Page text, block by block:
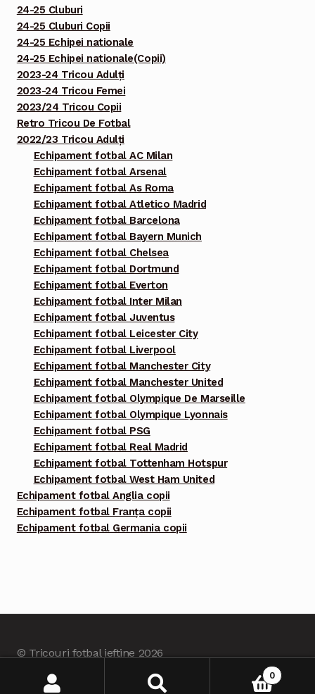
24-25 Cluburi
24-25 Cluburi Copii
24-25 Echipei nationale
24-25 Echipei nationale(Copii)
2023-24 Tricou Adulți
2023-24 Tricou Femei
2023/24 Tricou Copii
Retro Tricou De Fotbal
2022/23 Tricou Adulți
Echipament fotbal AC Milan
Echipament fotbal Arsenal
Echipament fotbal As Roma
Echipament fotbal Atletico Madrid
Echipament fotbal Barcelona
Echipament fotbal Bayern Munich
Echipament fotbal Chelsea
Echipament fotbal Dortmund
Echipament fotbal Everton
Echipament fotbal Inter Milan
Echipament fotbal Juventus
Echipament fotbal Leicester City
Echipament fotbal Liverpool
Echipament fotbal Manchester City
Echipament fotbal Manchester United
Echipament fotbal Olympique De Marseille
Echipament fotbal Olympique Lyonnais
Echipament fotbal PSG
Echipament fotbal Real Madrid
Echipament fotbal Tottenham Hotspur
Echipament fotbal West Ham United
Echipament fotbal Anglia copii
Echipament fotbal Franța copii
Echipament fotbal Germania copii
© Tricouri fotbal ieftine 2026
0